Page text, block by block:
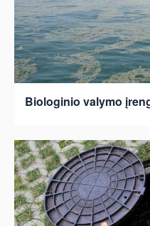
Biologinio valymo